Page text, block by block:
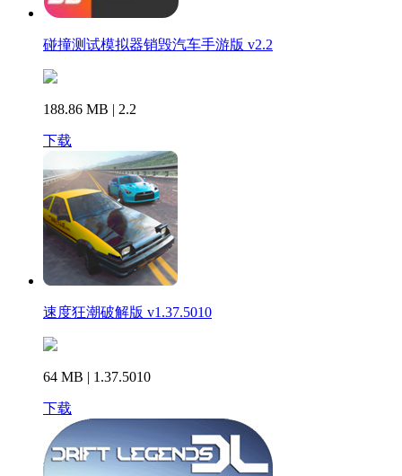
碰撞测试模拟器销毁汽车手游版 v2.2
188.86 MB | 2.2
下载
速度狂潮破解版 v1.37.5010
64 MB | 1.37.5010
下载